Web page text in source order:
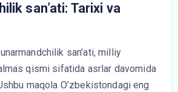
san’ati: Tarixi va
san’ati, milliy
qismi sifatida asrlar davomida
maqola O’zbekistondagi eng